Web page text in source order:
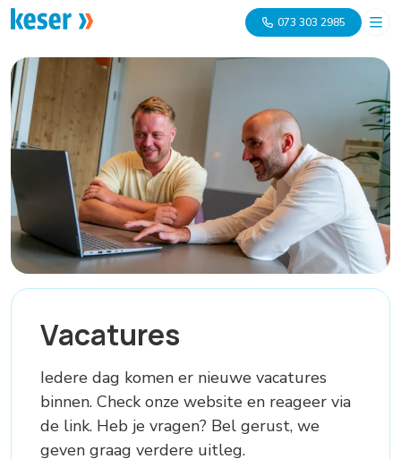
073 303 2985
Vacatures
Iedere dag komen er nieuwe vacatures
binnen. Check onze website en reageer via
de link. Heb je vragen? Bel gerust, we
geven graag verdere uitleg.